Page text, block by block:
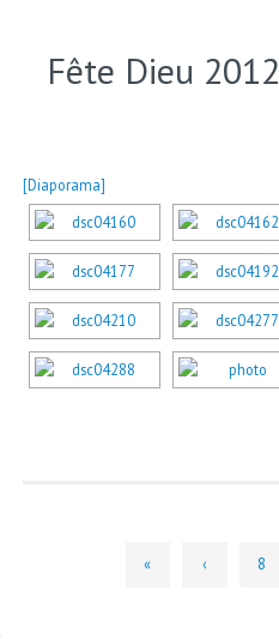
Fête Dieu 2012
[Diaporama]
« ‹ 8